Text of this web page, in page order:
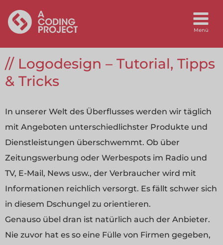
Logodesign – Tutorial, Tipps
& Tricks
In unserer Welt des Überflusses werden wir täglich
mit Angeboten unterschiedlichster Produkte und
Dienstleistungen überschwemmt. Ob über
Zeitungswerbung oder Werbespots im Radio und
TV, E-Mail, News usw., der Verbraucher wird mit
Informationen reichlich versorgt. Es fällt schwer sich
in diesem Dschungel zu orientieren.
Genauso übel dran ist natürlich auch der Anbieter.
Nie zuvor hat es so eine Fülle von Firmen gegeben,